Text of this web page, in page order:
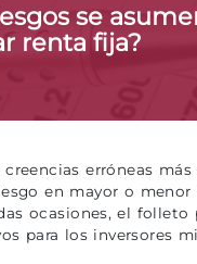
se
renta fija?
creencias erróneas
en mayor o
ocasiones, el folleto
para los inversores